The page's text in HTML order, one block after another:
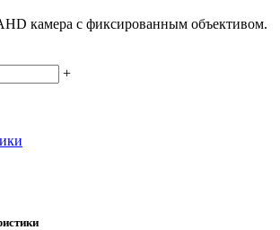
камера с фиксированным объективом.
+